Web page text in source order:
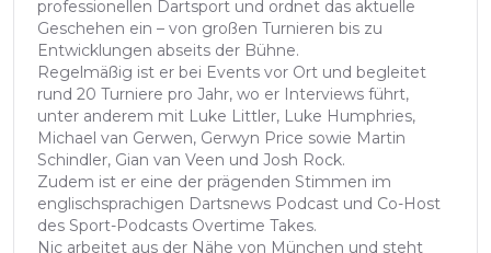
professionellen Dartsport und ordnet das aktuelle
Geschehen ein – von großen Turnieren bis zu
Entwicklungen abseits der Bühne.
Regelmäßig ist er bei Events vor Ort und begleitet
rund 20 Turniere pro Jahr, wo er Interviews führt,
unter anderem mit Luke Littler, Luke Humphries,
Michael van Gerwen, Gerwyn Price sowie Martin
Schindler, Gian van Veen und Josh Rock.
Zudem ist er eine der prägenden Stimmen im
englischsprachigen Dartsnews Podcast und Co-Host
des Sport-Podcasts Overtime Takes.
Nic arbeitet aus der Nähe von München und steht